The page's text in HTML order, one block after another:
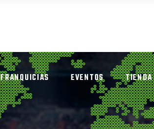
FRANQUICIAS EVENTOS TIENDA